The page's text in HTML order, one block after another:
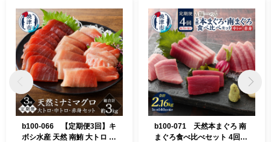
b100-066 【定期便3回】キ
ボシ水産 天然 南鮪 大トロ 中
b100-071 天然本まぐろ 南
まぐろ食べ比べセット 4回お